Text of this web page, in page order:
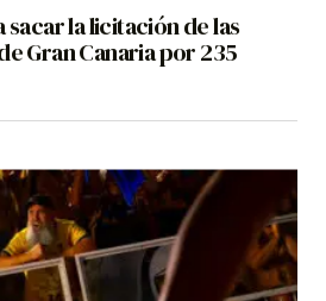
sacar la licitación de las
Gran Canaria por 235